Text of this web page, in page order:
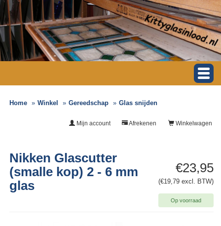
Home Winkel Gereedschap Glas snijden
Winkelwagen
Afrekenen
Mijn account
€23,95
(€19,79 excl. BTW)
Op voorraad
Nikken Glascutter
(smalle kop) 2 - 6 mm
glas